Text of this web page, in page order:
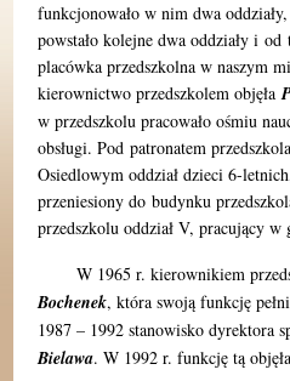
funkcjonowało w nim dwa
powstało kolejne dwa oddziały i
placówka przedszkolna w naszym
kierownictwo przedszkolem objęła
w przedszkolu pracowało ośmiu
obsługi. Pod patronatem
Osiedlowym oddział dzieci 6-
przeniesiony do budynku
przedszkolu oddział V, pracujący w
W 1965 r. kierownikiem
Bochenek, która swoją funkcję
1987 – 1992 stanowisko dyrektora
Bielawa. W 1992 r. funkcję tą objęła